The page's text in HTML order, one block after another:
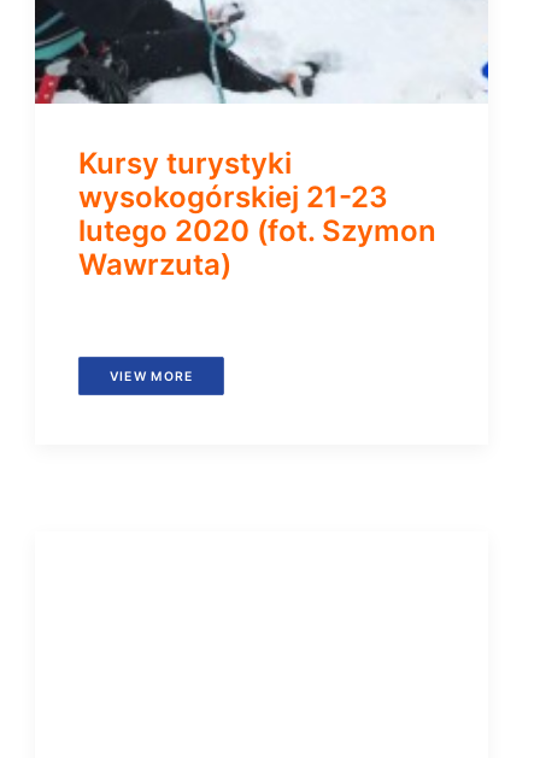
Kursy turystyki
wysokogórskiej 21-23
lutego 2020 (fot. Szymon
Wawrzuta)
VIEW MORE